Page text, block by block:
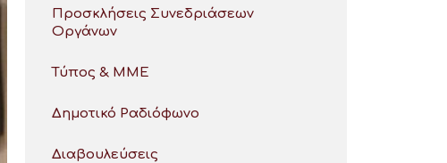
Προσκλήσεις Συνεδριάσεων
Οργάνων
Τύπος & ΜΜΕ
Δημοτικό Ραδιόφωνο
Διαβουλεύσεις